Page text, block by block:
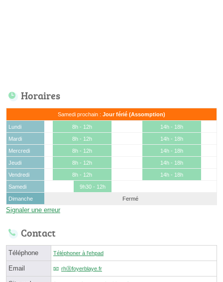
Horaires
Samedi prochain : Jour férié (Assomption)
Lundi 8h - 12h
14h - 18h
Mardi
8h - 12h
14h - 18h
Mercredi
8h - 12h
14h - 18h
Jeudi
8h - 12h
14h - 18h
Vendredi
8h - 12h
14h - 18h
Samedi
9h30 - 12h
Dimanche
Fermé
Signaler une erreur
Contact
Téléphone Téléphoner à l'ehpad
Email rhⓐfoyerblaye.fr